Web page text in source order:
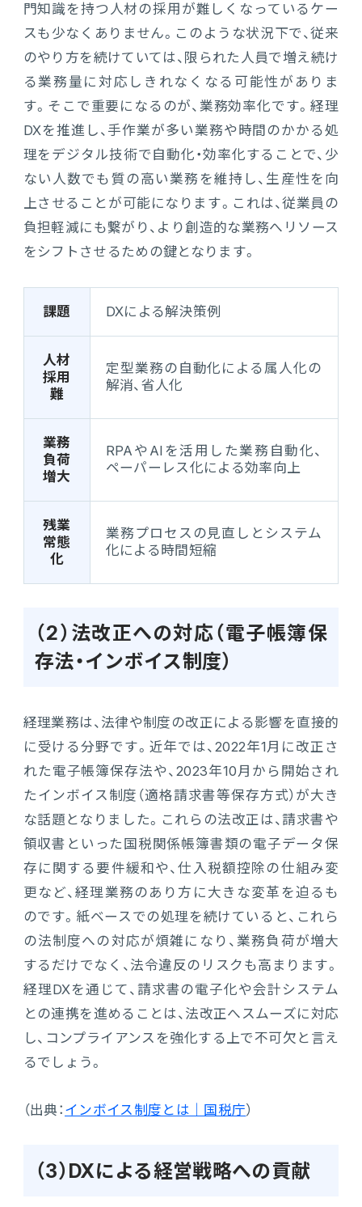
門知識を持つ人材の採用が難しくなっているケー
スも少なくありません。このような状況下で、従来
のやり方を続けていては、限られた人員で増え続け
る業務量に対応しきれなくなる可能性がありま
す。そこで重要になるのが、業務効率化です。経理
DXを推進し、手作業が多い業務や時間のかかる処
理をデジタル技術で自動化・効率化することで、少
ない人数でも質の高い業務を維持し、生産性を向
上させることが可能になります。これは、従業員の
負担軽減にも繋がり、より創造的な業務へリソース
をシフトさせるための鍵となります。
課題 DXによる解決策例
人材
採用
難
定型業務の自動化による属人化の
解消、省人化
業務
負荷
増大
RPAやAIを活用した業務自動化、
ペーパーレス化による効率向上
残業
常態
化
業務プロセスの見直しとシステム
化による時間短縮
（2）法改正への対応（電子帳簿保
存法・インボイス制度）
経理業務は、法律や制度の改正による影響を直接的
に受ける分野です。近年では、2022年1月に改正さ
れた電子帳簿保存法や、2023年10月から開始され
たインボイス制度（適格請求書等保存方式）が大き
な話題となりました。これらの法改正は、請求書や
領収書といった国税関係帳簿書類の電子データ保
存に関する要件緩和や、仕入税額控除の仕組み変
更など、経理業務のあり方に大きな変革を迫るも
のです。紙ベースでの処理を続けていると、これら
の法制度への対応が煩雑になり、業務負荷が増大
するだけでなく、法令違反のリスクも高まります。
経理DXを通じて、請求書の電子化や会計システム
との連携を進めることは、法改正へスムーズに対応
し、コンプライアンスを強化する上で不可欠と言え
るでしょう。
（出典： インボイス制度とは｜国税庁）
（3）DXによる経営戦略への貢献